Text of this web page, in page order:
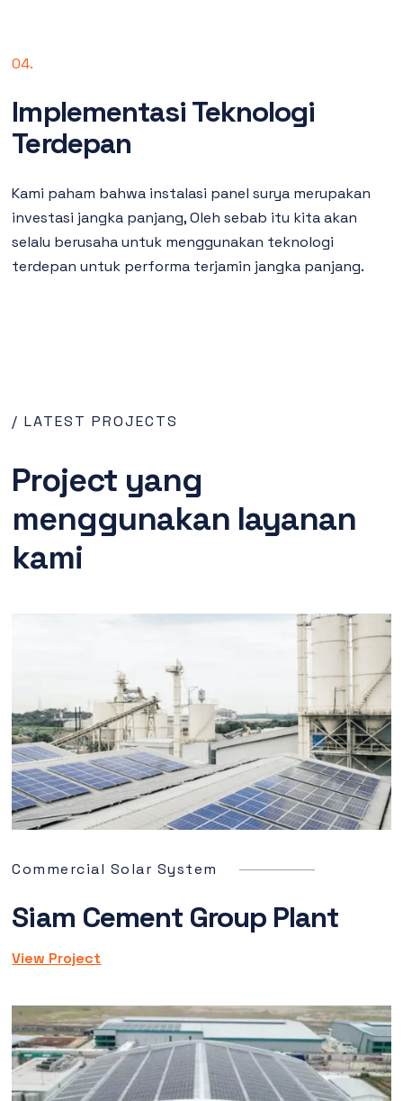
04.
Implementasi Teknologi
Terdepan
Kami paham bahwa instalasi panel surya merupakan
investasi jangka panjang, Oleh sebab itu kita akan
selalu berusaha untuk menggunakan teknologi
terdepan untuk performa terjamin jangka panjang.
/ LATEST PROJECTS
Project yang
menggunakan layanan
kami
Commercial Solar System
Siam Cement Group Plant
View Project